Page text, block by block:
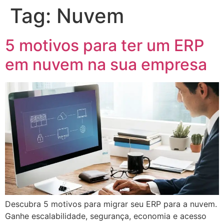
Tag: Nuvem
5 motivos para ter um ERP
em nuvem na sua empresa
Descubra 5 motivos para migrar seu ERP para a nuvem.
Ganhe escalabilidade, segurança, economia e acesso